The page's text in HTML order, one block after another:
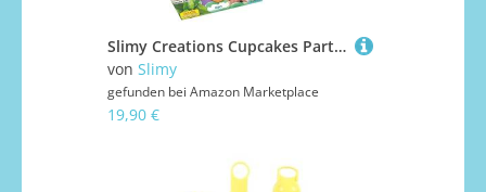
Slimy Creations Cupcakes Party - Original Slime Kreativ-Set mit Knetformen, verschiedenen Spielmassen und Streusel zum Dekorieren, elastische Spielknete, Back Spielzeug Kinder
von Slimy
gefunden bei Amazon Marketplace
19,90 €